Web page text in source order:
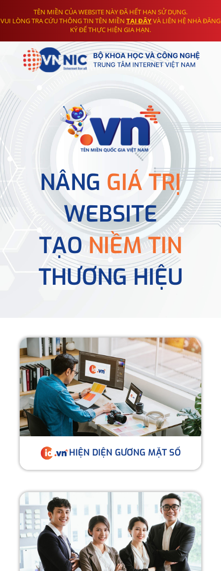
TÊN MIỀN CỦA WEBSITE NÀY ĐÃ HẾT HẠN SỬ DỤNG.
VUI LÒNG TRA CỨU THÔNG TIN TÊN MIỀN TẠI ĐÂYVÀ LIÊN HỆ NHÀ ĐĂNG
KÝ ĐỂ THỰC HIỆN GIA HẠN.
NÂNG GIÁ TRỊ
WEBSITE
TẠONIỀM TIN
THƯƠNG HIỆU
HIỆN DIỆN GƯƠNG MẶT SỐ